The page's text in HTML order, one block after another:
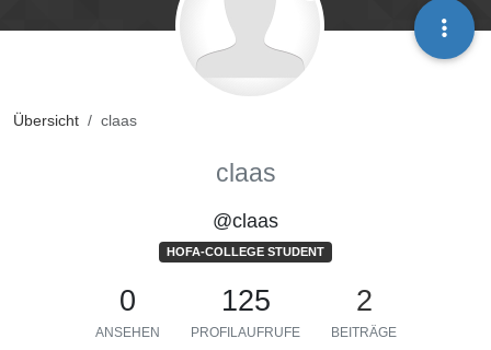
Übersicht claas
claas
@claas
HOFA-COLLEGE STUDENT
0
ANSEHEN
125
PROFILAUFRUFE
2
BEITRÄGE